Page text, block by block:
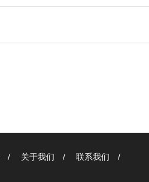
/ 关于我们 / 联系我们 /